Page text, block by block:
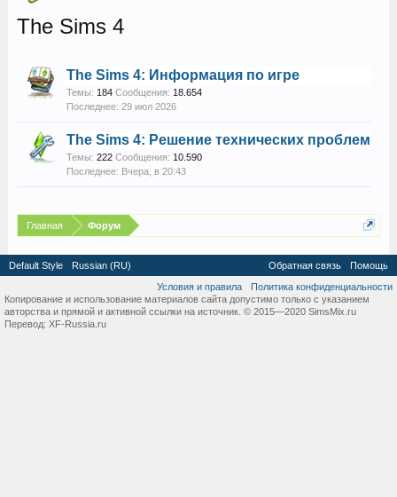
The Sims 4
The Sims 4: Информация по игре
Темы: 184 Сообщения: 18.654
29 июл 2026
The Sims 4: Решение технических проблем
Темы: 222 Сообщения: 10.590
Вчера, в 20:43
Главная Форум
Default Style Russian (RU) Обратная связь
Помощь
Условия и правила
Политика конфиденциальности
Копирование и использование материалов сайта допустимо только с указанием
авторства и прямой и активной ссылки на источник. © 2015—2020 SimsMix.ru
Перевод: XF-Russia.ru